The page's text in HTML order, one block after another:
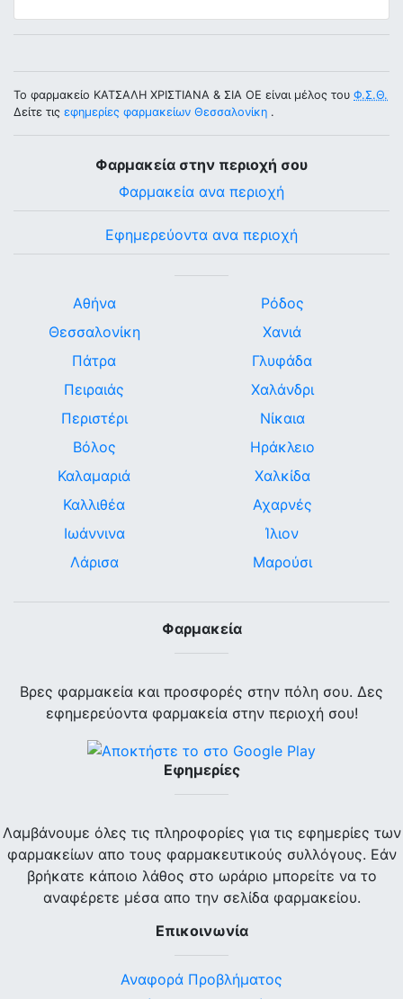
Το φαρμακείο ΚΑΤΣΑΛΗ ΧΡΙΣΤΙΑΝΑ & ΣΙΑ ΟΕ είναι μέλος του Φ.Σ.Θ.
Δείτε τις εφημερίες φαρμακείων Θεσσαλονίκη .
Φαρμακεία στην περιοχή σου
Φαρμακεία ανα περιοχή
Εφημερεύοντα ανα περιοχή
Αθήνα
Θεσσαλονίκη
Πάτρα
Πειραιάς
Περιστέρι
Βόλος
Καλαμαριά
Καλλιθέα
Ιωάννινα
Λάρισα
Ρόδος
Χανιά
Γλυφάδα
Χαλάνδρι
Νίκαια
Ηράκλειο
Χαλκίδα
Αχαρνές
Ίλιον
Μαρούσι
Φαρμακεία
Βρες φαρμακεία και προσφορές στην πόλη σου. Δες
εφημερεύοντα φαρμακεία στην περιοχή σου!
Εφημερίες
Λαμβάνουμε όλες τις πληροφορίες για τις εφημερίες των
φαρμακείων απο τους φαρμακευτικούς συλλόγους. Εάν
βρήκατε κάποιο λάθος στο ωράριο μπορείτε να το
αναφέρετε μέσα απο την σελίδα φαρμακείου.
Επικοινωνία
Αναφορά Προβλήματος